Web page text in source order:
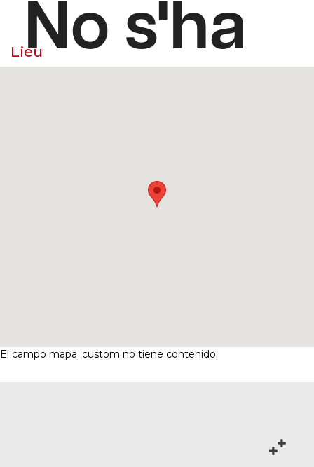
Lieu
El campo mapa_custom no tiene contenido.